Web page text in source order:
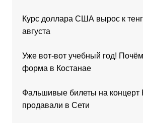
Курс доллара США вырос к
августа
Уже вот-вот учебный год!
форма в Костанае
Фальшивые билеты на концерт
продавали в Сети